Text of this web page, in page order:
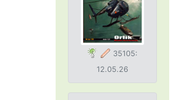
35105:
12.05.26